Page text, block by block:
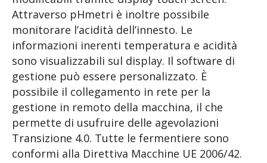
Attraverso pHmetri è inoltre possibile
monitorare l’acidità dell’innesto. Le
informazioni inerenti temperatura e acidità
sono visualizzabili sul display. Il software di
gestione può essere personalizzato. È
possibile il collegamento in rete per la
gestione in remoto della macchina, il che
permette di usufruire delle agevolazioni
Transizione 4.0. Tutte le fermentiere sono
conformi alla Direttiva Macchine UE 2006/42.